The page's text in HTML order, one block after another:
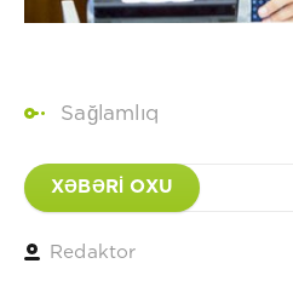
Sağlamlıq
XƏBƏRİ OXU
Redaktor